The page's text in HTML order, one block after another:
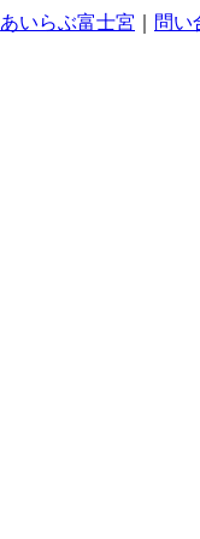
あいらぶ富士宮
問い